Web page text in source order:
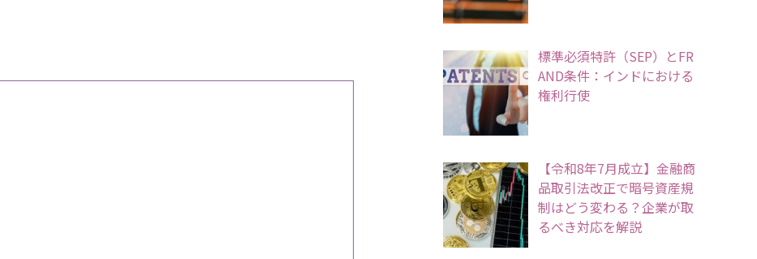
標準必須特許（SEP）とFR
AND条件：インドにおける
権利行使
【令和8年7月成立】金融商
品取引法改正で暗号資産規
制はどう変わる？企業が取
るべき対応を解説